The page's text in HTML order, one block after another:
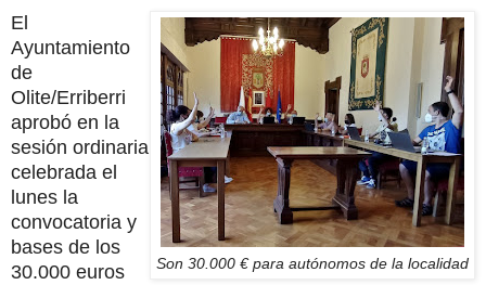
Son 30.000 € para autónomos de la localidad
El
Ayuntamiento
de
Olite/Erriberri
aprobó en la
sesión ordinaria
celebrada el
lunes la
convocatoria y
bases de los
30.000 euros